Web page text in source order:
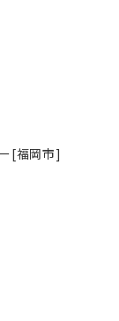
[福岡市]